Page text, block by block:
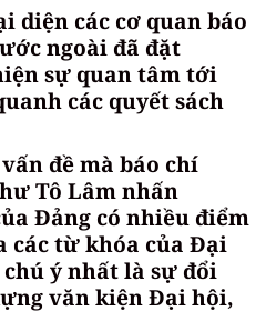
diện các cơ quan báo
ngoài đã đặt
sự quan tâm tới
các quyết sách
đề mà báo chí
Tô Lâm nhấn
Đảng có nhiều điểm
các từ khóa của Đại
ý nhất là sự đổi
văn kiện Đại hội,